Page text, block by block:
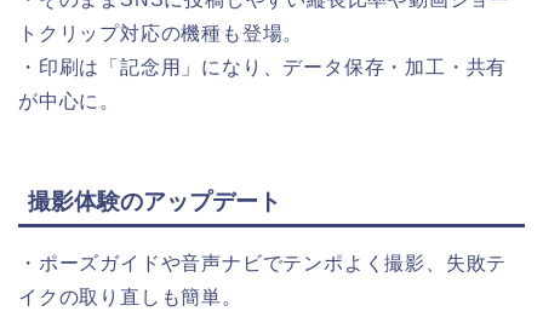
トクリップ対応の機種も登場。
・印刷は「記念用」になり、データ保存・加工・共有
が中心に。
撮影体験のアップデート
・ポーズガイドや音声ナビでテンポよく撮影、失敗テ
イクの取り直しも簡単。